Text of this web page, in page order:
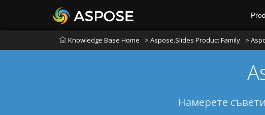
Knowledge Base Home > Aspose.Slides Product Family >
Намерете